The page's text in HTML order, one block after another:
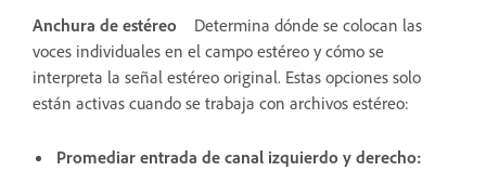
Anchura de estéreo
Determina dónde se colocan las
voces individuales en el campo estéreo y cómo se
interpreta la señal estéreo original. Estas opciones solo
están activas cuando se trabaja con archivos estéreo:
Promediar entrada de canal izquierdo y derecho: